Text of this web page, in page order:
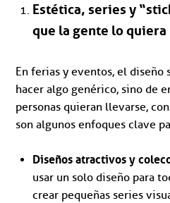
Estética, series y
que la gente lo quiera
En ferias y eventos, el diseño
hacer algo genérico, sino de
personas quieran llevarse,
son algunos enfoques clave
Diseños atractivos y
usar un solo diseño para
crear pequeñas series